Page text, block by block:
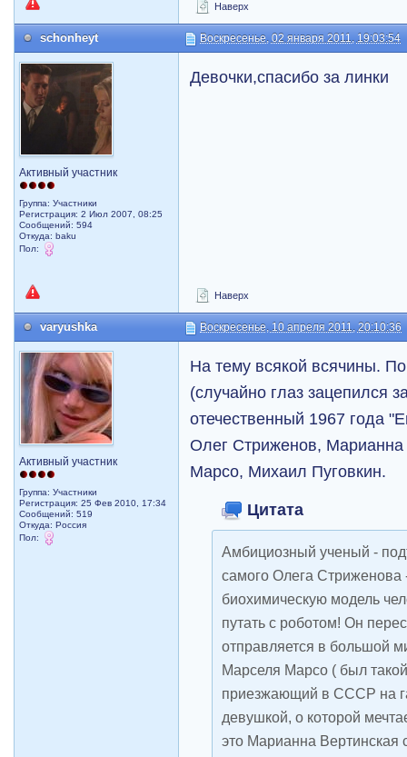
Наверх
schonheyt Воскресенье, 02 января 2011, 19:03:54
Активный участник
Группа: Участники
Регистрация: 2 Июл 2007, 08:25
Сообщений: 594
Откуда: baku
Пол:
Девочки,спасибо за линки
Наверх
varyushka Воскресенье, 10 апреля 2011, 20:10:36
Активный участник
Группа: Участники
Регистрация: 25 Фев 2010, 17:34
Сообщений: 519
Откуда: Россия
Пол:
На тему всякой всячины.
(случайно глаз зацепился
отечественный 1967 года
Олег Стриженов,
Марсо, Михаил Пуговкин.
Цитата
Амбициозный ученый -
самого Олега Стриженова
биохимическую модель
путать с роботом! Он
отправляется в большой
Марселя Марсо ( был
приезжающий в СССР на
девушкой, о которой
это Марианна Вертинская